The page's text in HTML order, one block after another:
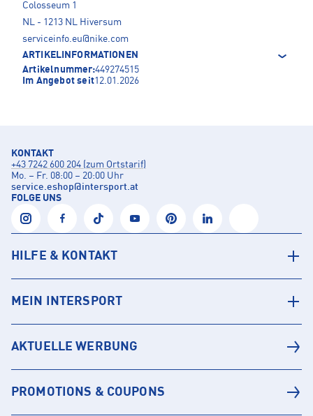
Colosseum 1
NL - 1213 NL Hiversum
serviceinfo.eu@nike.com
ARTIKELINFORMATIONEN
Artikelnummer:449274515
Im Angebot seit12.01.2026
KONTAKT
+43 7242 600 204 (zum Ortstarif)
Mo. – Fr. 08:00 – 20:00 Uhr
service.eshop@intersport.at
FOLGE UNS
HILFE & KONTAKT
MEIN INTERSPORT
AKTUELLE WERBUNG
PROMOTIONS & COUPONS